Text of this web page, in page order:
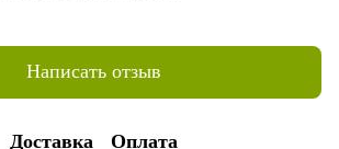
Написать отзыв
Доставка Оплата